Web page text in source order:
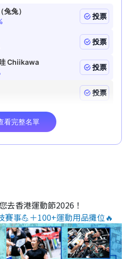
去香港運動節2026！
賽事💪＋100+運動用品攤位🔥